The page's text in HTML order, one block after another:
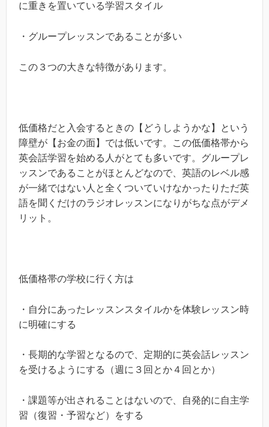
に重きを置いている学習スタイル
・グループレッスンであることが多い
この３つの大きな特徴があります。
低価格だと入会するときの【どうしようかな】という
障壁が【お金の面】では低いです。この低価格帯から
英会話学習を始める人がとても多いです。グループレ
ッスンであることがほとんどなので、英語のレベル感
が一緒ではない人と全くついていけなかったりただ英
語を聞くだけのラジオレッスンになりがちな点がデメ
リット。
低価格帯の学校に行く方は
・自分にあったレッスンスタイルかを体験レッスン時
に明確にする
・長期的な学習となるので、定期的に英会話レッスン
を受けるようにする（週に３回とか４回とか）
・課題等が出されることはないので、自発的に自主学
習（復習・予習など）をする